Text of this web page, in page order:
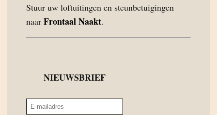
Stuur uw loftuitingen en steunbetuigingen
naar Frontaal Naakt.
NIEUWSBRIEF